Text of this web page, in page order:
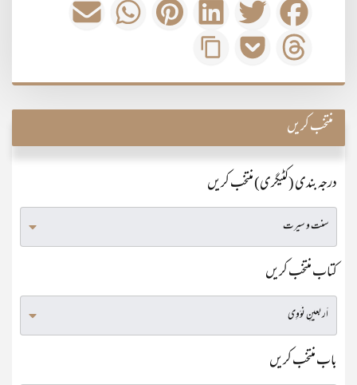
منتخب کریں
درجہ بندی (کٹیگری) منتخب کریں
کتاب منتخب کریں
باب منتخب کریں